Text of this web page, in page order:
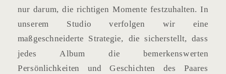
nur darum, die richtigen Momente festzuhalten. In
unserem Studio verfolgen wir eine
maßgeschneiderte Strategie, die sicherstellt, dass
jedes Album die bemerkenswerten
Persönlichkeiten und Geschichten des Paares